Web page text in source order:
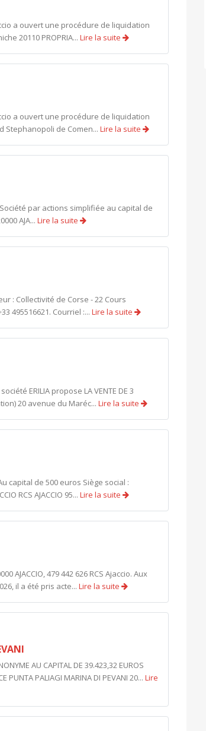
a ouvert une procédure de liquidation
20110 PROPRIA... Lire la suite
a ouvert une procédure de liquidation
Stephanopoli de Comen... Lire la suite
Société par actions simplifiée au capital de
AJA... Lire la suite
: Collectivité de Corse - 22 Cours
495516621. Courriel :... Lire la suite
ERILIA propose LA VENTE DE 3
20 avenue du Maréc... Lire la suite
capital de 500 euros Siège social :
RCS AJACCIO 95... Lire la suite
AJACCIO, 479 442 626 RCS Ajaccio. Aux
il a été pris acte... Lire la suite
AU CAPITAL DE 39.423,32 EUROS
PUNTA PALIAGI MARINA DI PEVANI 20... Lire